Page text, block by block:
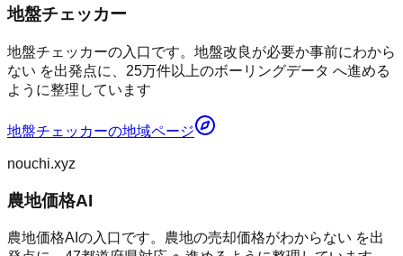
地盤チェッカー
地盤チェッカーの入口です。地盤改良が必要か事前にわから
ない を出発点に、25万件以上のボーリングデータ へ進める
ように整理しています
地盤チェッカーの地域ページ
nouchi.xyz
農地価格AI
農地価格AIの入口です。農地の売却価格がわからない を出